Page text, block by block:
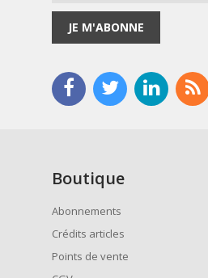
JE M'ABONNE
Boutique
Abonnements
Crédits articles
Points de vente